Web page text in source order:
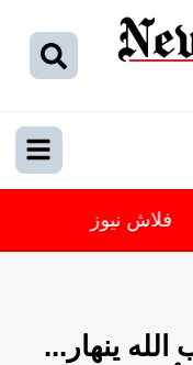
فلاش نيوز
ينهار...